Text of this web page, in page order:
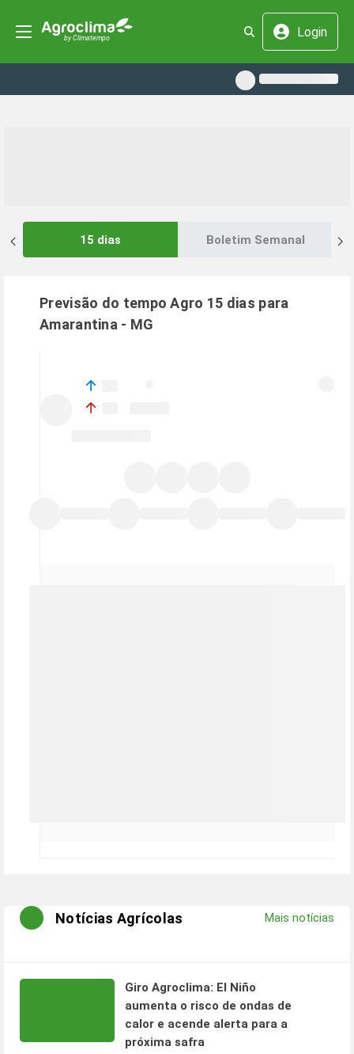
Login
15 dias Boletim Semanal
Previsão do tempo Agro 15 dias para
Amarantina - MG
Notícias Agrícolas Mais notícias
Giro Agroclima: El Niño
aumenta o risco de ondas de
calor e acende alerta para a
próxima safra